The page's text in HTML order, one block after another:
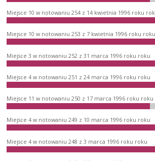
Miejsce 10 w notowaniu 254 z 14 kwietnia 1996 roku
Miejsce 10 w notowaniu 253 z 7 kwietnia 1996 roku roku
Miejsce 3 w notowaniu 252 z 31 marca 1996 roku roku
Miejsce 4 w notowaniu 251 z 24 marca 1996 roku roku
Miejsce 11 w notowaniu 250 z 17 marca 1996 roku roku
Miejsce 4 w notowaniu 249 z 10 marca 1996 roku roku
Miejsce 4 w notowaniu 248 z 3 marca 1996 roku roku